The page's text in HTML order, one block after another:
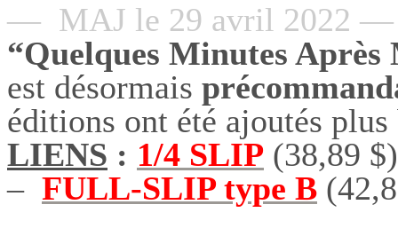
— MAJ le 29 avril 2022 —
“Quelques Minutes
est désormais
éditions ont été ajoutés plus
LIENS : 1/4 SLIP (38,89
– FULL-SLIP type B